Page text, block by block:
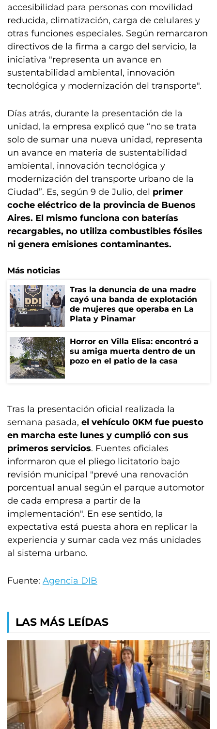
accesibilidad para personas con movilidad
reducida, climatización, carga de celulares y
otras funciones especiales. Según remarcaron
directivos de la firma a cargo del servicio, la
iniciativa "representa un avance en
sustentabilidad ambiental, innovación
tecnológica y modernización del transporte".
Días atrás, durante la presentación de la
unidad, la empresa explicó que “no se trata
solo de sumar una nueva unidad, representa
un avance en materia de sustentabilidad
ambiental, innovación tecnológica y
modernización del transporte urbano de la
Ciudad”. Es, según 9 de Julio, del primer
coche eléctrico de la provincia de Buenos
Aires. El mismo funciona con baterías
recargables, no utiliza combustibles fósiles
ni genera emisiones contaminantes.
Más noticias
Tras la denuncia de una madre
cayó una banda de explotación
de mujeres que operaba en La
Plata y Pinamar
Horror en Villa Elisa: encontró a
su amiga muerta dentro de un
pozo en el patio de la casa
Tras la presentación oficial realizada la
semana pasada, el vehículo 0KM fue puesto
en marcha este lunes y cumplió con sus
primeros servicios. Fuentes oficiales
informaron que el pliego licitatorio bajo
revisión municipal "prevé una renovación
porcentual anual según el parque automotor
de cada empresa a partir de la
implementación". En ese sentido, la
expectativa está puesta ahora en replicar la
experiencia y sumar cada vez más unidades
al sistema urbano.
Fuente: Agencia DIB
LAS MÁS LEÍDAS